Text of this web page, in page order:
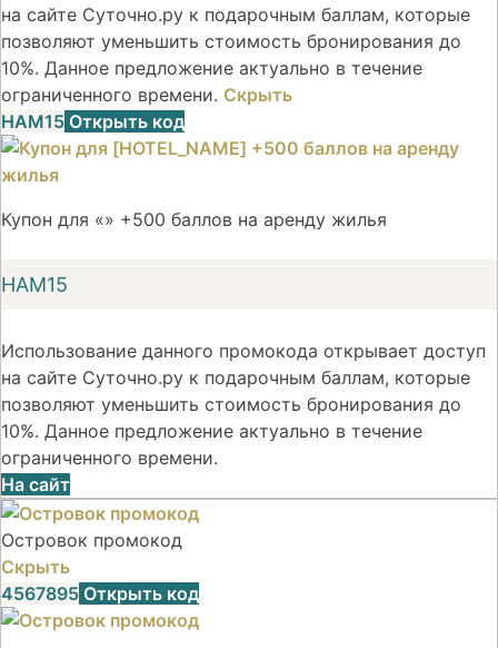
на сайте Суточно.ру к подарочным баллам, которые
позволяют уменьшить стоимость бронирования до
10%. Данное предложение актуально в течение
ограниченного времени. Скрыть
НАМ15 Открыть код
Купон для «» +500 баллов на аренду жилья
НАМ15
Использование данного промокода открывает доступ
на сайте Суточно.ру к подарочным баллам, которые
позволяют уменьшить стоимость бронирования до
10%. Данное предложение актуально в течение
ограниченного времени.
На сайт
Островок промокод
Скрыть
4567895 Открыть код